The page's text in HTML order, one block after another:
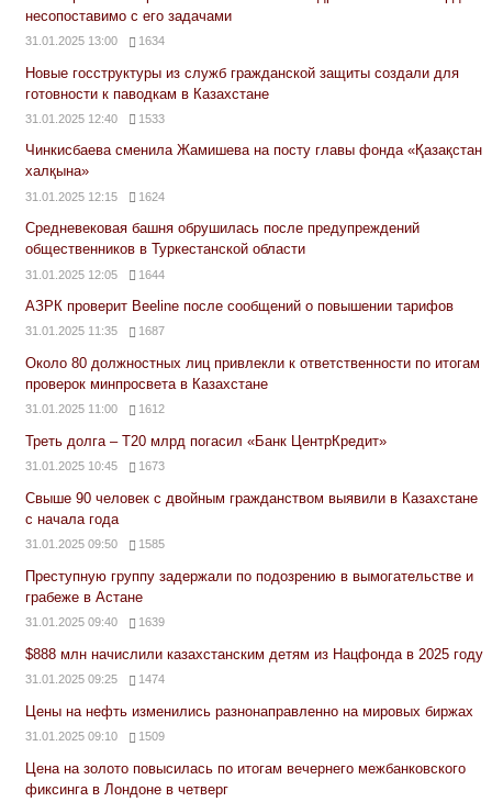
несопоставимо с его задачами
31.01.2025 13:00 1634
Новые госструктуры из служб гражданской защиты создали для
готовности к паводкам в Казахстане
31.01.2025 12:40 1533
Чинкисбаева сменила Жамишева на посту главы фонда «Қазақстан
халқына»
31.01.2025 12:15 1624
Средневековая башня обрушилась после предупреждений
общественников в Туркестанской области
31.01.2025 12:05 1644
АЗРК проверит Beeline после сообщений о повышении тарифов
31.01.2025 11:35 1687
Около 80 должностных лиц привлекли к ответственности по итогам
проверок минпросвета в Казахстане
31.01.2025 11:00 1612
Треть долга – Т20 млрд погасил «Банк ЦентрКредит»
31.01.2025 10:45 1673
Свыше 90 человек с двойным гражданством выявили в Казахстане
с начала года
31.01.2025 09:50 1585
Преступную группу задержали по подозрению в вымогательстве и
грабеже в Астане
31.01.2025 09:40 1639
$888 млн начислили казахстанским детям из Нацфонда в 2025 году
31.01.2025 09:25 1474
Цены на нефть изменились разнонаправленно на мировых биржах
31.01.2025 09:10 1509
Цена на золото повысилась по итогам вечернего межбанковского
фиксинга в Лондоне в четверг